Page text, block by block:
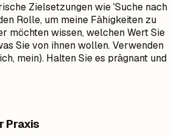
Zielsetzungen wie 'Suche nach
Rolle, um meine Fähigkeiten zu
möchten wissen, welchen Wert Sie
Sie von ihnen wollen. Verwenden
mein). Halten Sie es prägnant und
Praxis